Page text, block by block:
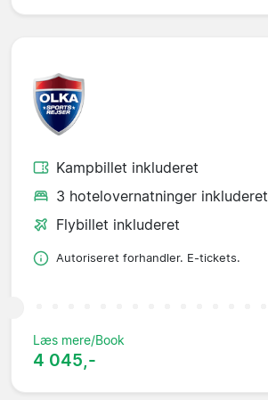
Kampbillet inkluderet
3 hotelovernatninger inkluderet
Flybillet inkluderet
Autoriseret forhandler. E-tickets.
Læs mere/Book
4 045,-